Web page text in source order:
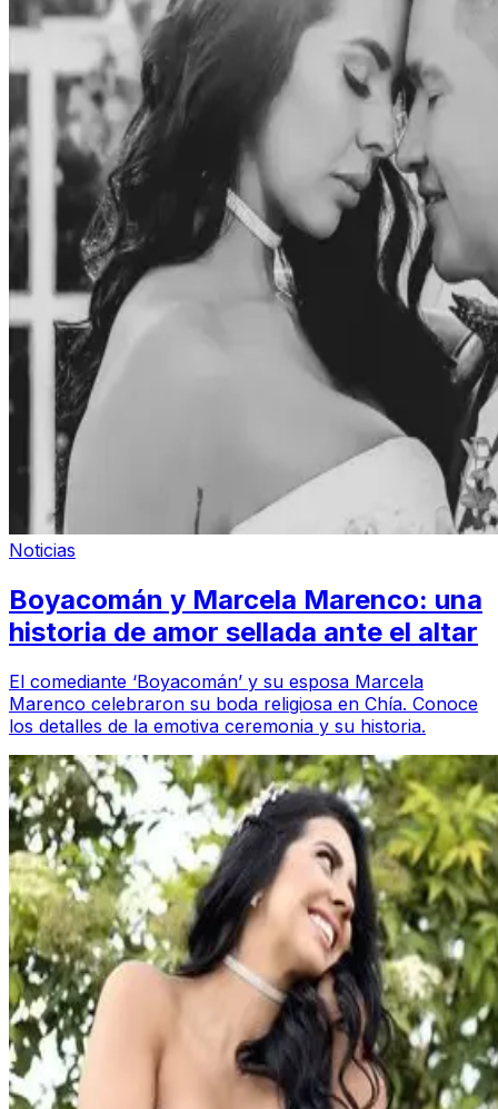
Noticias
Boyacomán y Marcela Marenco: una
historia de amor sellada ante el altar
El comediante ‘Boyacomán’ y su esposa Marcela
Marenco celebraron su boda religiosa en Chía. Conoce
los detalles de la emotiva ceremonia y su historia.